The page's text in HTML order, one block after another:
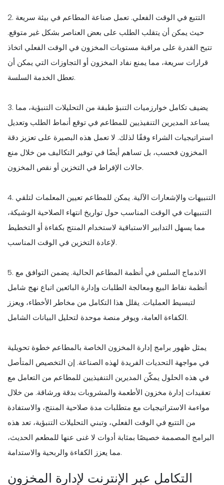
2. التتبع في الوقت الفعلي. تعمل صناعة المطاعم في بيئة سريعة
حيث يمكن أن يتقلب الطلب على بعض العناصر بشكل غير متوقع.
تتيح القدرة على مراقبة مستويات المخزون في الوقت الفعلي اتخاذ
قرارات سريعة، مما يمنع نفاد المخزون أو التجاوزات التي يمكن أن
تعطل الخدمة السلسة.
3. يضيف تكامل خوارزميات التنبؤ طبقة من التحليلات التنبؤية، مما
يساعد المديرين التنفيذيين للمطاعم في توقع أنماط الطلب وتعديل
استراتيجيات الشراء وفقًا لذلك. لا تعمل هذه البصيرة على تعزيز دقة
المخزون فحسب، بل تساهم أيضًا في توفير التكاليف من خلال منع
حالات الإفراط في التخزين أو نقص المخزون.
4. التنبيهات والإشعارات الآلية. يمكن للمطاعم تعيين المعلمات لتلقي
التنبيهات في الوقت المناسب حول تواريخ انتهاء الصلاحية الوشيكة،
مما يسهل التدابير الاستباقية لاستخدام المنتج بكفاءة أو التخطيط
لإعادة التخزين في الوقت المناسب.
5. الاندماج السلس في أنظمة المطاعم الحالية. يضمن التوافق مع
أنظمة نقاط البيع ومعالجة الطلبات وإدارة البائعين اتباع نهج شامل
لتبسيط العمليات. يقلل هذا التكامل من مخاطر الأخطاء، ويعزز
الكفاءة العامة، ويوفر منصة موحدة لتحليل البيانات الشامل.
يمثل ظهور برامج إدارة المخزون الخاصة بالمطاعم خطوة تحويلية
في مواجهة التحديات الفريدة لهذه الصناعة. إن التخصيص المتأصل
في هذه الحلول يمكّن المديرين التنفيذيين للمطاعم من التعامل مع
تعقيدات إدارة مخزون الأطعمة والمشروبات بدقة ورشاقة. من خلال
مواءمة الاستراتيجيات مع متطلبات مدة صلاحية المنتج، والاستفادة
من التتبع في الوقت الفعلي، وتبني التحليلات التنبؤية، تعد هذه
البرامج المصممة خصيصًا بمثابة أدوات لا غنى عنها للمطعم الحديث،
مما يعزز الكفاءة والربحية والاستدامة.
التكامل عبر الإنترنت لإدارة المخزون